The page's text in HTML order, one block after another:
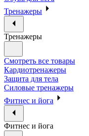
Тренажеры
Тренажеры
Смотреть все товары
Кардиотренажеры
Защита для тела
Силовые тренажеры
Фитнес и йога
Фитнес и йога